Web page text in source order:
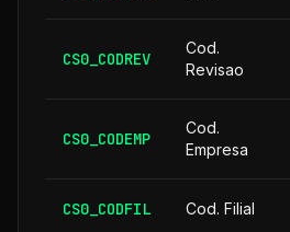
CS0_CODREV
Cod.
Revisao
CS0_CODEMP
Cod.
Empresa
CS0_CODFIL Cod. Filial